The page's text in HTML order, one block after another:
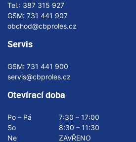
Tel.: 387 315 927
GSM: 731 441 907
obchod@cbproles.cz
Servis
GSM: 731 441 900
servis@cbproles.cz
Otevírací doba
Po – Pá
7:30 – 17:00
So
8:30 – 11:30
Ne
ZAVŘENO